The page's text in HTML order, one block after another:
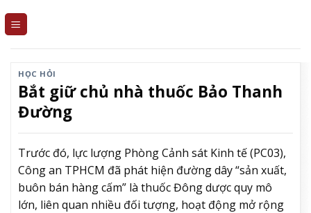
HỌC HỎI
Bắt giữ chủ nhà thuốc Bảo Thanh
Đường
Trước đó, lực lượng Phòng Cảnh sát Kinh tế (PC03),
Công an TPHCM đã phát hiện đường dây “sản xuất,
buôn bán hàng cấm” là thuốc Đông dược quy mô
lớn, liên quan nhiều đối tượng, hoạt động mở rộng